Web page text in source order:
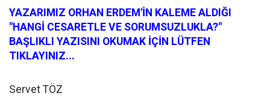
YAZARIMIZ ORHAN ERDEM'İN KALEME ALDIĞI
"HANGİ CESARETLE VE SORUMSUZLUKLA?"
BAŞLIKLI YAZISINI OKUMAK İÇİN LÜTFEN
TIKLAYINIZ...
Servet TÖZ